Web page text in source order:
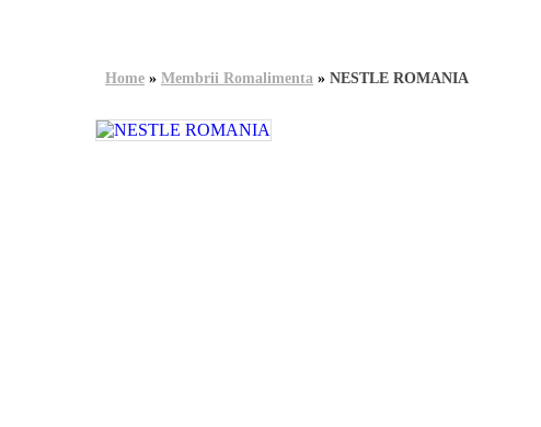
Home » Membrii Romalimenta » NESTLE ROMANIA